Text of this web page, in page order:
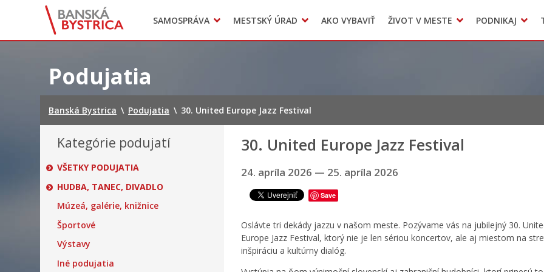
SAMOSPRÁVA MESTSKÝ ÚRAD
Oznamy
Zmluvy, faktúry a objednávky
AKO VYBAVIŤ ŽIVOT V MESTE
Mladí BB
Odpady, verejné priestranstváPODNIKAJ
Head of Municipal office
Accommodation
Podujatia
Banská Bystrica \ Podujatia \ 30. United Europe Jazz Festival
Kategórie podujatí
VŠETKY PODUJATIA
HUDBA, TANEC, DIVADLO
Múzeá, galérie, knižnice
Športové
Výstavy
Iné podujatia
30. United Europe Jazz Festival
24. apríla 2026 — 25. apríla 2026
Save
Oslávte tri dekády jazzu v našom meste. Pozývame vás na jubilejný 30.
Europe Jazz Festival, ktorý nie je len sériou koncertov, ale aj miestom na
inšpiráciu a kultúrny dialóg.